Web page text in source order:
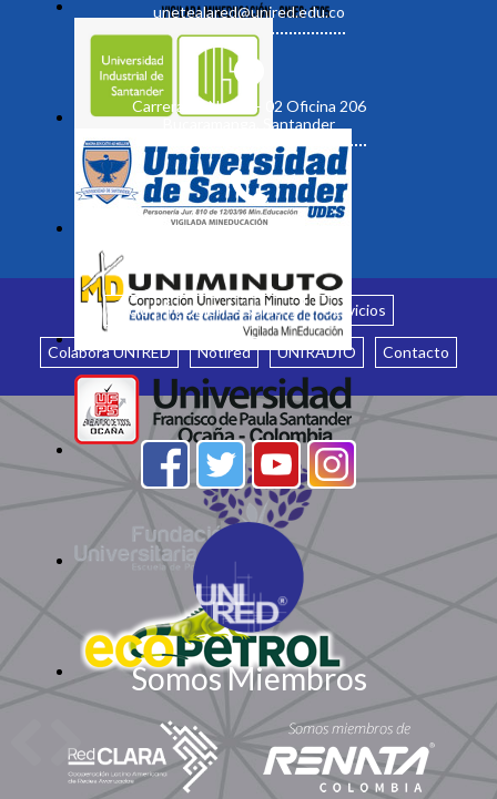
unetealared@unired.edu.co
Carrera 19 No. 35 - 02 Oficina 206
Bucaramanga, Santander
Inicio ¿Quiénes somos? Servicios
Colabora UNIRED Notired UNIRADIO Contacto
Somos Miembros